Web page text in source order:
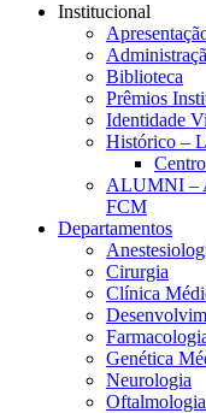
Institucional
Biblioteca
Prêmios
Identidade
Histórico –
ALUMNI –
FCM
Departamentos
Cirurgia
Clínica
Genética
Neurologia